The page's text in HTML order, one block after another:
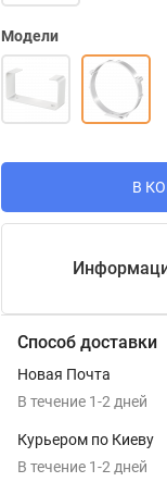
Модели
В
Способ доставки
Новая Почта
В течение 1-2 дней
Курьером по Киеву
В течение 1-2 дней